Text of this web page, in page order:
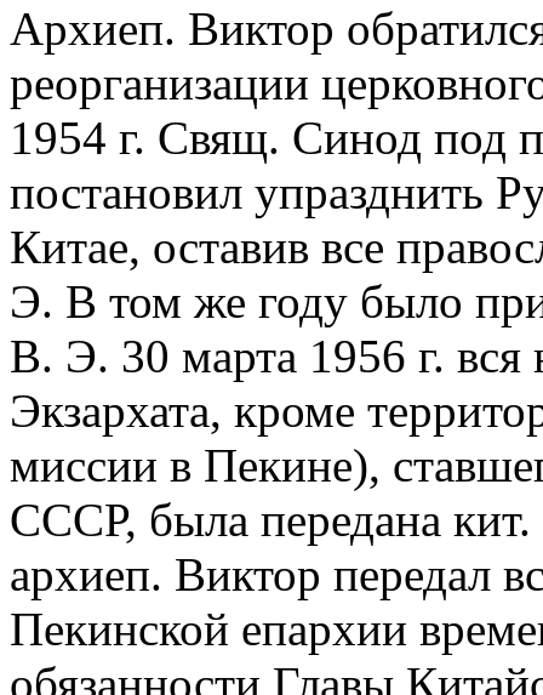
Архиеп. Виктор
реорганизации
1954 г. Свящ. Синод под
постановил упразднить
Китае, оставив все
Э. В том же году было
В. Э. 30 марта 1956 г. вся
Экзархата, кроме
миссии в Пекине),
СССР, была передана кит.
архиеп. Виктор передал
Пекинской епархии
обязанности Главы